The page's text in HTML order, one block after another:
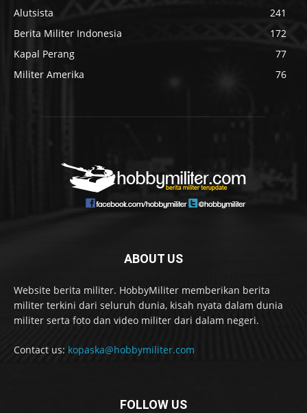
Alutsista
241
Berita Militer Indonesia
172
Kapal Perang
77
Militer Amerika
76
ABOUT US
Website berita militer. HobbyMiliter memberikan berita
militer terkini dari seluruh dunia, kisah nyata dalam dunia
militer serta foto dan video militer dari dalam negeri.
Contact us: kopaska@hobbymiliter.com
FOLLOW US